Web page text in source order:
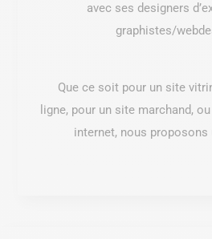
avec ses designers
graphistes/
Que ce soit pour un site
ligne, pour un site marchand,
internet, nous